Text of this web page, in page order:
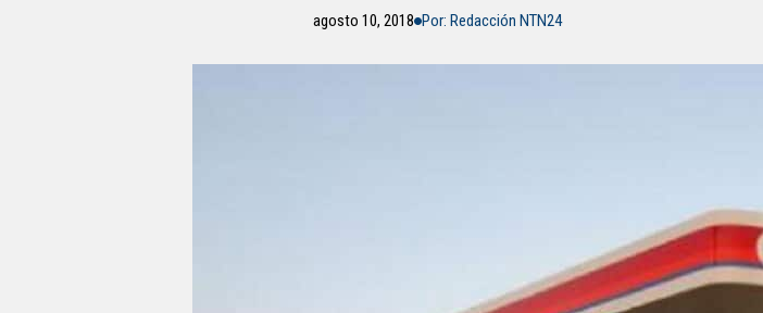
agosto 10, 2018 Por: Redacción NTN24